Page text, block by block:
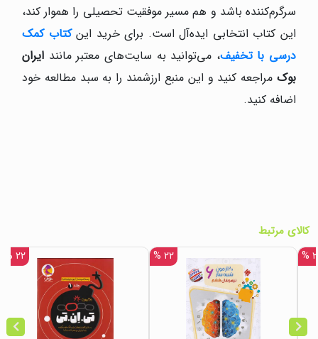
سرگرم‌کننده باشد و هم مسیر موفقیت تحصیلی را هموار کند،
این کتاب انتخابی ایده‌آل است. برای خرید اینکتاب کمک
درسی با تخفیف، می‌توانید به سایت‌های معتبر مانند ایران
بوک مراجعه کنید و این منبع ارزشمند را به سبد مطالعه خود
اضافه کنید.
کالای مرتبط
% ۲۲ % ۲۲ %